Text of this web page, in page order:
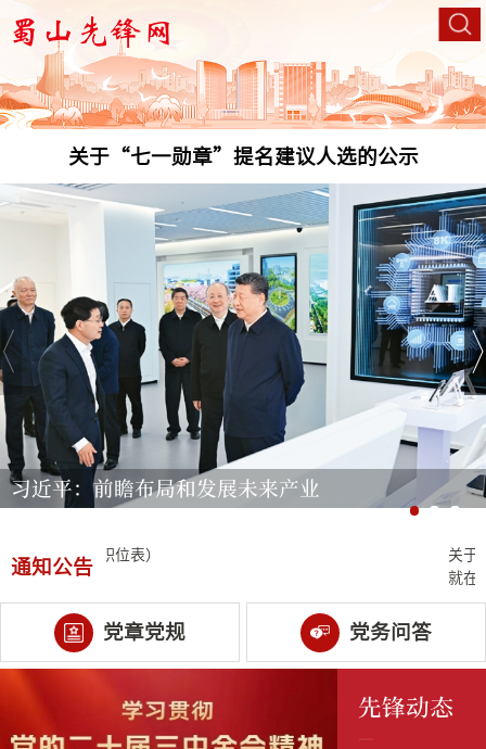
中央党的建设工作领导小组印发《关于学习贯彻习近
平党建思想的通知》
关于全国“两优一先”拟表彰对象的公示
关于“七一勋章”提名建议人选的公示
中央党的建设工作领导小组印发《关于学习贯彻习近
平党建思想的通知》
关于全国“两优一先”拟表彰对象的公示
关于“七一勋章”提名建议人选的公示
布局和发展未来产业
省委举行
班开班
通知公告
录用公务员职位表）
关于公
就在今
党章党规 党务问答